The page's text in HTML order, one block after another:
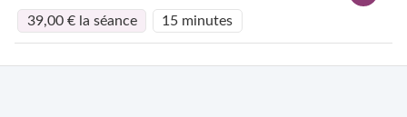
39,00 € la séance 15 minutes